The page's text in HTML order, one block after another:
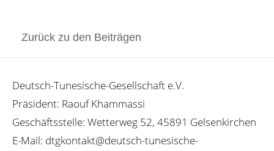
Zurück zu den Beiträgen
Deutsch-Tunesische-Gesellschaft e.V.
Präsident: Raouf Khammassi
Geschäftsstelle: Wetterweg 52, 45891 Gelsenkirchen
E-Mail: dtgkontakt@deutsch-tunesische-